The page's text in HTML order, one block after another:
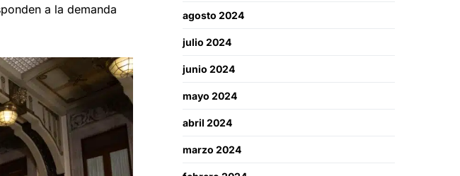
a la demanda
agosto 2024
julio 2024
junio 2024
mayo 2024
abril 2024
marzo 2024